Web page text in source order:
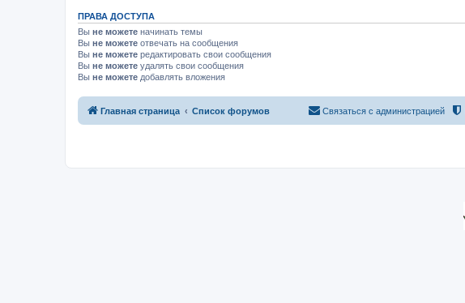
ПРАВА ДОСТУПА
Вы не можете начинать темы
Вы не можете отвечать на сообщения
Вы не можете редактировать свои сообщения
Вы не можете удалять свои сообщения
Вы не можете добавлять вложения
Главная страница Список форумов Связаться с администрацией